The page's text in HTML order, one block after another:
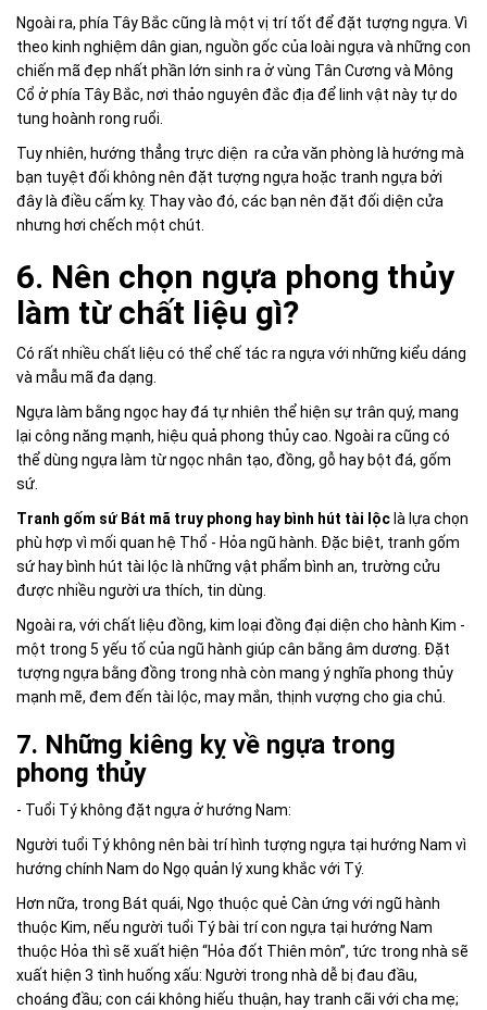
Ngoài ra, phía Tây Bắc cũng là một vị trí tốt để đặt tượng ngựa. Vì
theo kinh nghiệm dân gian, nguồn gốc của loài ngựa và những con
chiến mã đẹp nhất phần lớn sinh ra ở vùng Tân Cương và Mông
Cổ ở phía Tây Bắc, nơi thảo nguyên đắc địa để linh vật này tự do
tung hoành rong ruổi.
Tuy nhiên, hướng thẳng trực diện ra cửa văn phòng là hướng mà
bạn tuyệt đối không nên đặt tượng ngựa hoặc tranh ngựa bởi
đây là điều cấm kỵ. Thay vào đó, các bạn nên đặt đối diện cửa
nhưng hơi chếch một chút.
6. Nên chọn ngựa phong thủy
làm từ chất liệu gì?
Có rất nhiều chất liệu có thể chế tác ra ngựa với những kiểu dáng
và mẫu mã đa dạng.
Ngựa làm bằng ngọc hay đá tự nhiên thể hiện sự trân quý, mang
lại công năng mạnh, hiệu quả phong thủy cao. Ngoài ra cũng có
thể dùng ngựa làm từ ngọc nhân tạo, đồng, gỗ hay bột đá, gốm
sứ.
Tranh gốm sứ Bát mã truy phong hay bình hút tài lộc là lựa chọn
phù hợp vì mối quan hệ Thổ - Hỏa ngũ hành. Đặc biệt, tranh gốm
sứ hay bình hút tài lộc là những vật phẩm bình an, trường cửu
được nhiều người ưa thích, tin dùng.
Ngoài ra, với chất liệu đồng, kim loại đồng đại diện cho hành Kim -
một trong 5 yếu tố của ngũ hành giúp cân bằng âm dương. Đặt
tượng ngựa bằng đồng trong nhà còn mang ý nghĩa phong thủy
mạnh mẽ, đem đến tài lộc, may mắn, thịnh vượng cho gia chủ.
7. Những kiêng kỵ về ngựa trong
phong thủy
- Tuổi Tý không đặt ngựa ở hướng Nam:
Người tuổi Tý không nên bài trí hình tượng ngựa tại hướng Nam vì
hướng chính Nam do Ngọ quản lý xung khắc với Tý.
Hơn nữa, trong Bát quái, Ngọ thuộc quẻ Càn ứng với ngũ hành
thuộc Kim, nếu người tuổi Tý bài trí con ngựa tại hướng Nam
thuộc Hỏa thì sẽ xuất hiện “Hỏa đốt Thiên môn”, tức trong nhà sẽ
xuất hiện 3 tình huống xấu: Người trong nhà dễ bị đau đầu,
choáng đầu; con cái không hiếu thuận, hay tranh cãi với cha mẹ;